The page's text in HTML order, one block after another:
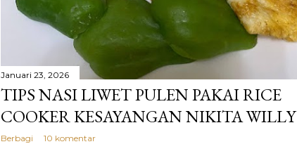
Januari 23, 2026
TIPS NASI LIWET PULEN PAKAI RICE
COOKER KESAYANGAN NIKITA WILLY
Berbagi 10 komentar